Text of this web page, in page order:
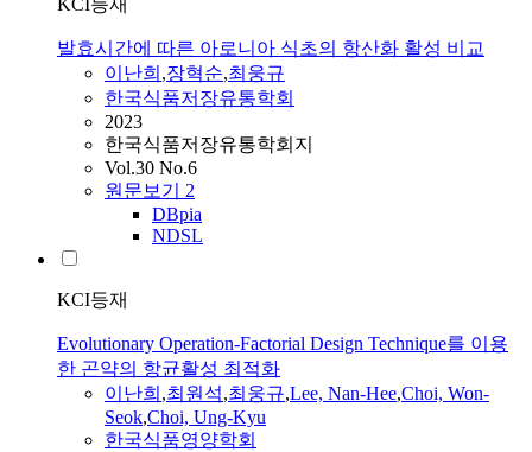
KCI등재
발효시간에 따른 아로니아 식초의 항산화 활성 비교
이난희 ,장혁순,최웅규
한국식품저장유통학회
2023
한국식품저장유통학회지
Vol.30 No.6
원문보기 2
DBpia
NDSL
KCI등재
Evolutionary Operation-Factorial Design Technique를 이용
한 곤약의 항균활성 최적화
이난희 ,최원석,최웅규,Lee, Nan-Hee,Choi, Won-
Seok,Choi, Ung-Kyu
한국식품영양학회